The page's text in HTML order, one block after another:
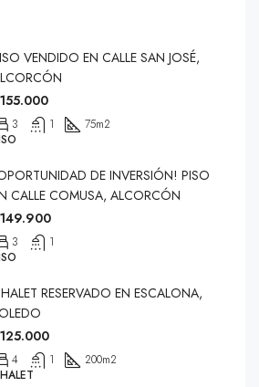
VENDIDO EN CALLE SAN JOSÉ,
3 1 75m2
DE INVERSIÓN! PISO
CALLE COMUSA, ALCORCÓN
3
1
RESERVADO EN ESCALONA,
4 1 200m2